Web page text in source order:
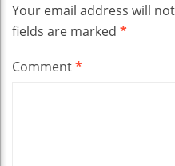
Your email address will
fields are marked *
Comment*